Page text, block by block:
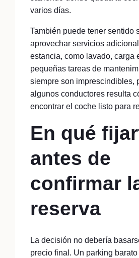
varios días.
También puede tener sentido
aprovechar servicios
estancia, como lavado, carga
pequeñas tareas de
siempre son imprescindibles,
algunos conductores resulta
encontrar el coche listo para
En qué
antes de
confirmar
reserva
La decisión no debería
precio final. Un parking